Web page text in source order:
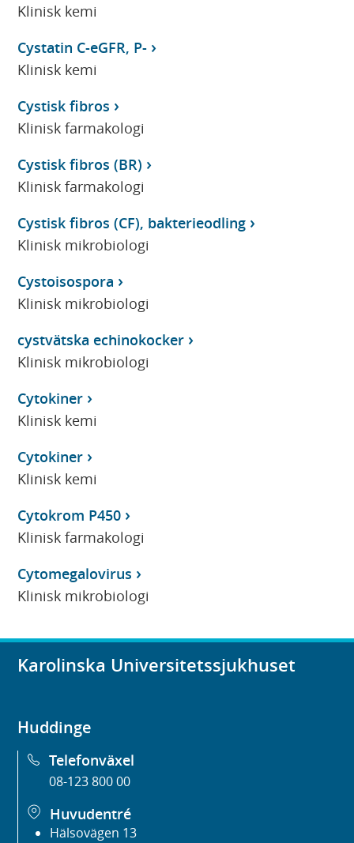
Klinisk kemi
Cystatin C-eGFR, P-
Klinisk kemi
Cystisk fibros
Klinisk farmakologi
Cystisk fibros (BR)
Klinisk farmakologi
Cystisk fibros (CF), bakterieodling
Klinisk mikrobiologi
Cystoisospora
Klinisk mikrobiologi
cystvätska echinokocker
Klinisk mikrobiologi
Cytokiner
Klinisk kemi
Cytokiner
Klinisk kemi
Cytokrom P450
Klinisk farmakologi
Cytomegalovirus
Klinisk mikrobiologi
Karolinska Universitetssjukhuset
Huddinge
Telefonväxel
08-123 800 00
Huvudentré
Hälsovägen 13